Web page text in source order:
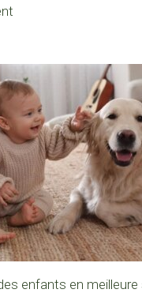
enfants en meilleure